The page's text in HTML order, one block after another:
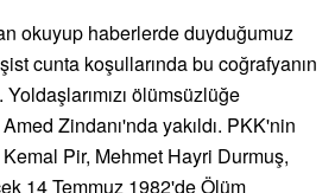
okuyup haberlerde duyduğumuz
cunta koşullarında bu coğrafyanın
ölümsüzlüğe
Zindanı'nda yakıldı. PKK'nin
Pir, Mehmet Hayri Durmuş,
14 Temmuz 1982'de Ölüm